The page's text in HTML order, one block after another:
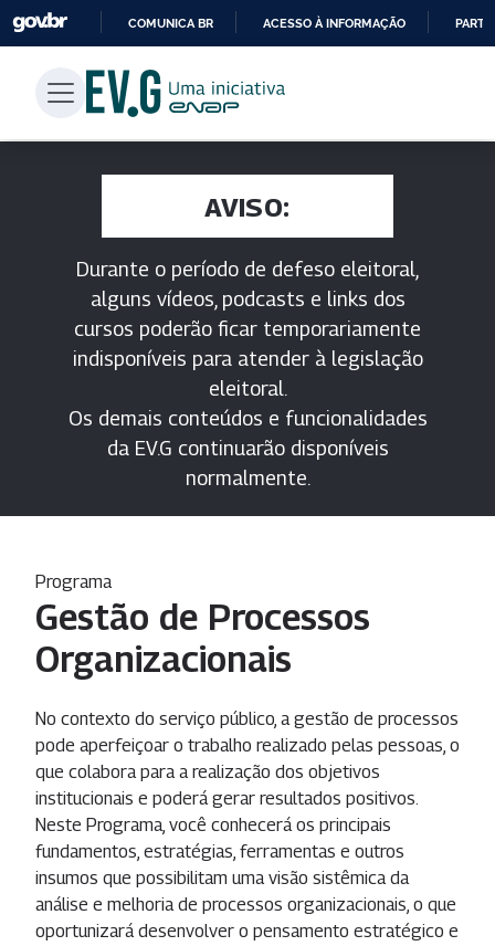
PARA
CONTEÚDO
COMUNICA BR ACESSO À INFORMAÇÃO
AVISO:
Durante o período de defeso eleitoral,
alguns vídeos, podcasts e links dos
cursos poderão ficar temporariamente
indisponíveis para atender à legislação
eleitoral.
Os demais conteúdos e funcionalidades
da EV.G continuarão disponíveis
normalmente.
Programa
Gestão de Processos
Organizacionais
No contexto do serviço público, a gestão de processos
pode aperfeiçoar o trabalho realizado pelas pessoas, o
que colabora para a realização dos objetivos
institucionais e poderá gerar resultados positivos.
Neste Programa, você conhecerá os principais
fundamentos, estratégias, ferramentas e outros
insumos que possibilitam uma visão sistêmica da
análise e melhoria de processos organizacionais, o que
oportunizará desenvolver o pensamento estratégico e